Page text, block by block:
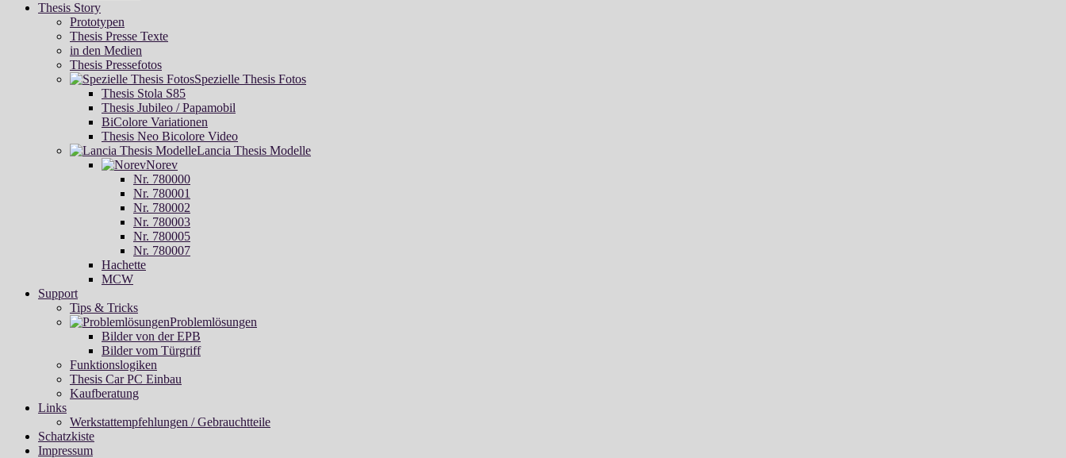
Thesis Story
Prototypen
Thesis Presse Texte
in den Medien
Thesis Pressefotos
Spezielle Thesis Fotos
Thesis Stola S85
Thesis Jubileo / Papamobil
BiColore Variationen
Thesis Neo Bicolore Video
Lancia Thesis Modelle
Norev
Nr. 780000
Nr. 780001
Nr. 780002
Nr. 780003
Nr. 780005
Nr. 780007
Hachette
MCW
Support
Tips & Tricks
Problemlösungen
Bilder von der EPB
Bilder vom Türgriff
Funktionslogiken
Thesis Car PC Einbau
Kaufberatung
Links
Werkstattempfehlungen / Gebrauchtteile
Schatzkiste
Impressum